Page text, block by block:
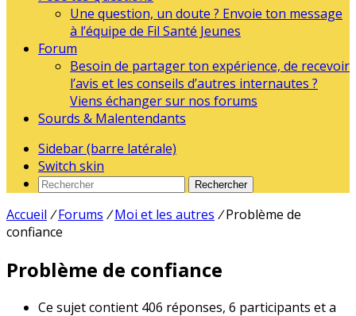
Une question, un doute ? Envoie ton message
à l’équipe de Fil Santé Jeunes
Forum
Besoin de partager ton expérience, de recevoir
l’avis et les conseils d’autres internautes ?
Viens échanger sur nos forums
Sourds & Malentendants
Sidebar (barre latérale)
Switch skin
Rechercher
Accueil / Forums / Moi et les autres / Problème de
confiance
Problème de confiance
Ce sujet contient 406 réponses, 6 participants et a